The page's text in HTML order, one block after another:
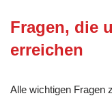
Fragen, die
erreichen
Alle wichtigen Fragen